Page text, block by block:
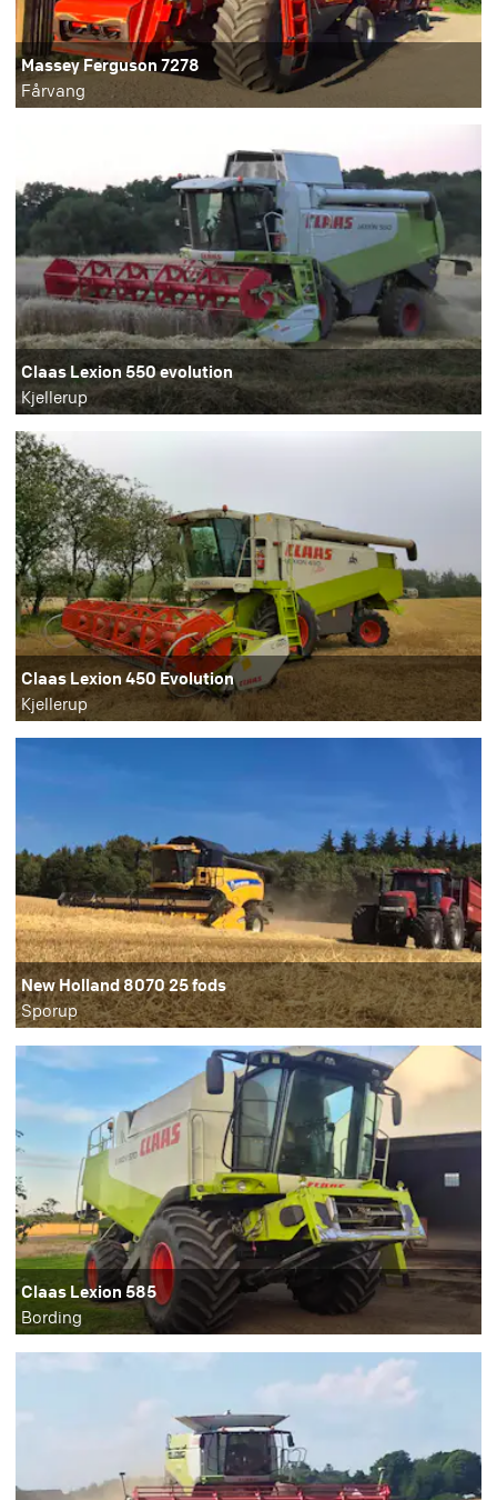
Massey Ferguson 7278
Fårvang
Claas Lexion 550 evolution
Kjellerup
Claas Lexion 450 Evolution
Kjellerup
New Holland 8070 25 fods
Sporup
Claas Lexion 585
Bording